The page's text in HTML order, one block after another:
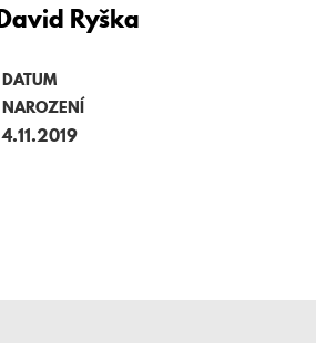
Ryška
DATUM
NAROZENÍ
4.11.2019